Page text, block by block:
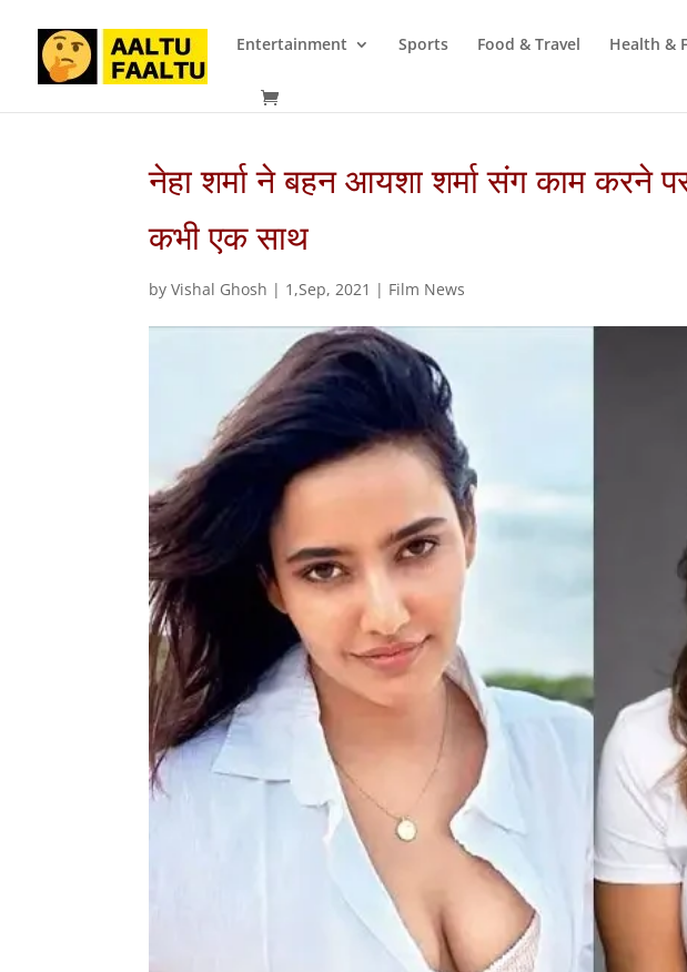
Entertainment Sports Food & Travel Health &
नेहा शर्मा ने बहन आयशा शर्मा संग काम करने
कभी एक साथ
byVishal Ghosh | 1,Sep, 2021 | Film News